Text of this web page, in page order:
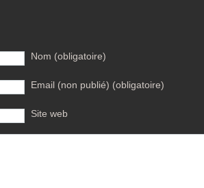
Nom (obligatoire)
Email (non publié) (obligatoire)
Site web